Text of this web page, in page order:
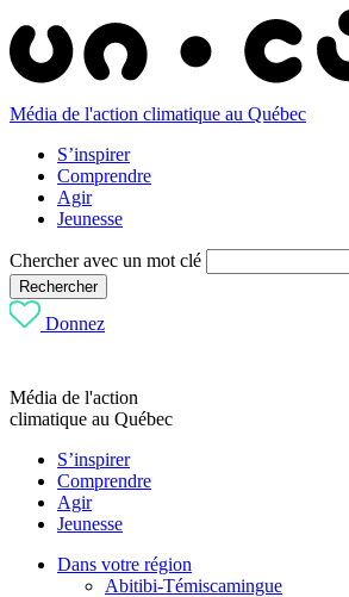
Média de l'action climatique au Québec
S’inspirer
Comprendre
Agir
Jeunesse
Chercher avec un mot clé
Rechercher
Donnez
Média de l'action
climatique au Québec
S’inspirer
Comprendre
Agir
Jeunesse
Dans votre région
Abitibi-Témiscamingue